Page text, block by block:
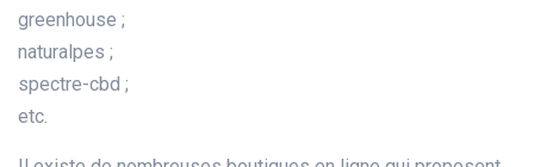
greenhouse ;
naturalpes ;
spectre-cbd ;
etc.